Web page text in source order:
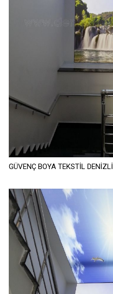
GÜVENÇ BOYA TEKSTİL DENİZLİ